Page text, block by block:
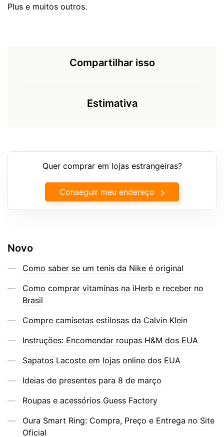
Plus e muitos outros.
Compartilhar isso
Estimativa
Quer comprar em lojas estrangeiras?
Conseguir meu endereço
Novo
Como saber se um tenis da Nike é original
Como comprar vitaminas na iHerb e receber no
Brasil
Compre camisetas estilosas da Calvin Klein
Instruções: Encomendar roupas H&M dos EUA
Sapatos Lacoste em lojas online dos EUA
Ideias de presentes para 8 de março
Roupas e acessórios Guess Factory
Oura Smart Ring: Compra, Preço e Entrega no Site
Oficial